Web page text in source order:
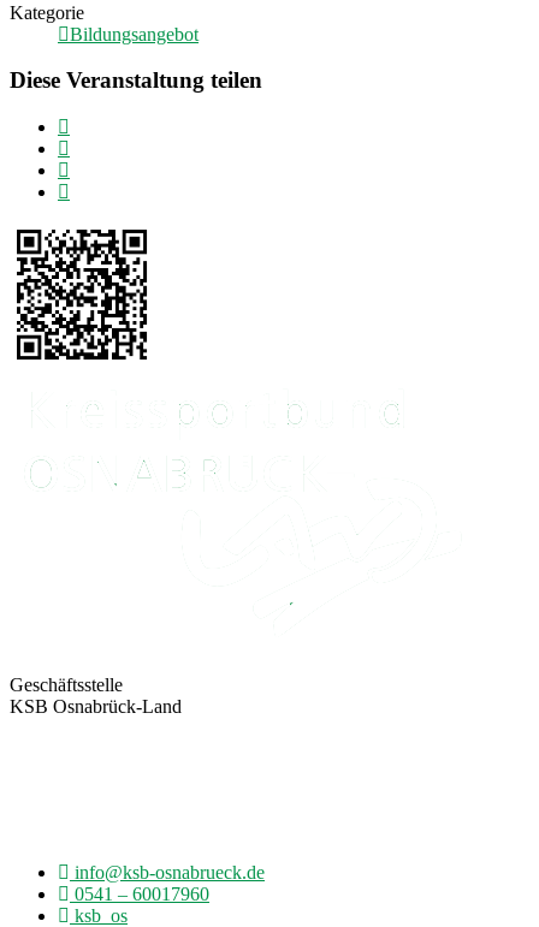
Kategorie
Bildungsangebot
Diese Veranstaltung teilen
Geschäftsstelle
KSB Osnabrück-Land
info@ksb-osnabrueck.de
0541 – 60017960
ksb_os